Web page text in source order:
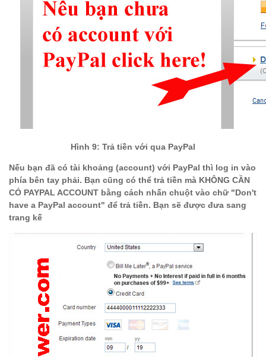
Hình 9: Trả tiền với qua PayPal
Nếu bạn đã có tài khoảng (account) với PayPal thì log in vào
phía bên tay phải. Bạn cũng có thể trả tiền mà KHÔNG CẦN
CÓ PAYPAL ACCOUNT bằng cách nhấn chuột vào chữ "Don't
have a PayPal account" để trả tiền. Bạn sẽ được đưa sang
trang kế